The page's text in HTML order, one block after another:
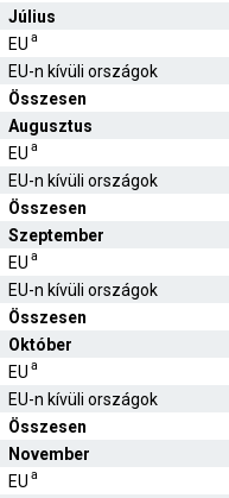
Július
EU a
EU-n kívüli országok
Összesen
Augusztus
EU a
EU-n kívüli országok
Összesen
Szeptember
EU a
EU-n kívüli országok
Összesen
Október
EU a
EU-n kívüli országok
Összesen
November
EU a